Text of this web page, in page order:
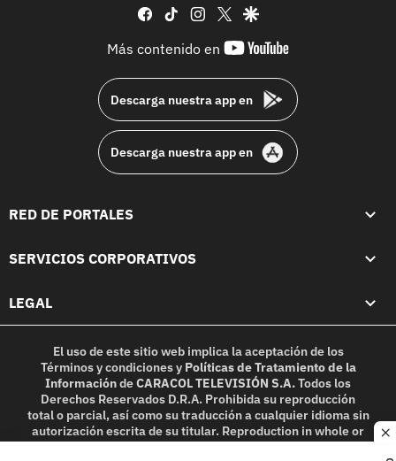
facebook
tiktok instagram
twittergoogle
Más contenido en
youtube-
Descarga nuestra app en
Descarga nuestra app en
RED DE PORTALES
SERVICIOS CORPORATIVOS
LEGAL
El uso de este sitio web implica la aceptación de los
Términos y condicionesy Políticas de Tratamiento de la
InformacióndeCARACOL TELEVISIÓN S.A.Todos los
Derechos Reservados D.R.A. Prohibida su reproducción
total o parcial, así como su traducción a cualquier idioma sin
autorización escrita de su titular. Reproduction in whole or